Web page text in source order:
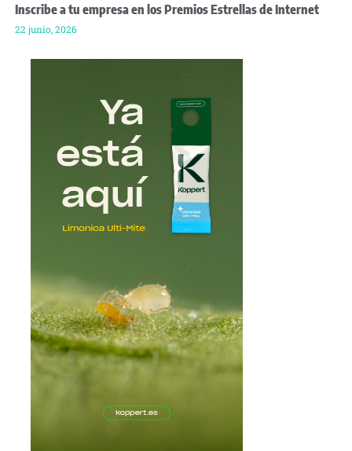
Inscribe a tu empresa en los Premios Estrellas de Internet
22 junio, 2026